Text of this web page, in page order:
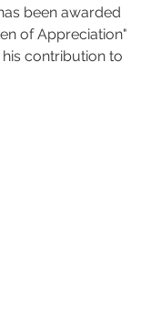
been awarded
of Appreciation"
contribution to